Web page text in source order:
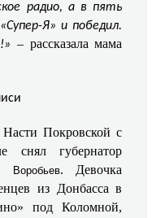
радио, а в пять
Я» и победил.
– рассказала мама
Покровской с
снял губернатор
Воробьев. Девочка
из Донбасса в
под Коломной,